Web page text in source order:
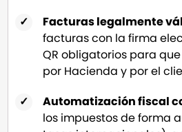
Facturas legalmente
facturas con la firma
QR obligatorios para
por Hacienda y por el
Automatización fiscal
los impuestos de forma